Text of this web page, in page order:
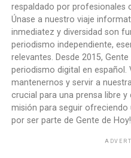
respaldado por profesionales
Únase a nuestro viaje
inmediatez y diversidad son
periodismo independiente,
relevantes. Desde 2015,
periodismo digital en
mantenernos y servir a
crucial para una prensa libre
misión para seguir ofreciendo
por ser parte de Gente de Hoy!